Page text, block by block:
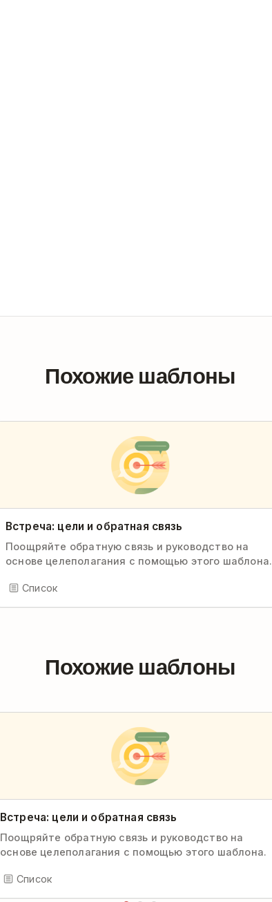
Похожие шаблоны
Встреча: цели и обратная связь
Поощряйте обратную связь и руководство на
основе целеполагания с помощью этого шаблона.
Список
Похожие шаблоны
Встреча: цели и обратная связь
Поощряйте обратную связь и руководство на
основе целеполагания с помощью этого шаблона.
Список